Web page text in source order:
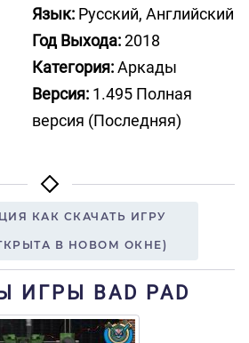
Язык: Русский, Английский
Год Выхода:2018
Категория:Аркады
Версия: 1.495 Полная
версия (Последняя)
КАК СКАЧАТЬ ИГРУ
В НОВОМ ОКНЕ)
BAD PAD